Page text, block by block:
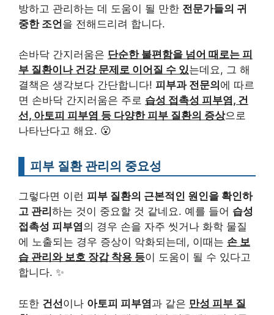
방하고 관리하는 데 도움이 될 만한 전문가들의 귀
중한 조언을 전해드리려 합니다.
손바닥 간지러움은 단순한 불편함을 넘어 때로는 피
부 질환이나 건강 문제로 이어질 수 있는데요, 그 해
결책은 생각보다 간단합니다! 피부과 전문의 에 따르
면 손바닥 간지러움은 주로 습성 접촉성 피부염, 건
선, 아토피 피부염 등 다양한 피부 질환의 증상으로
나타난다고 해요. 😮
피부 질환 관리의 중요성
그렇다면 이런 피부 질환의 근본적인 원인을 확인하
고 관리 하는 것이 중요할 것 같네요. 예를 들어 습성
접촉성 피부염의 경우 손을 자주 씻거나 화학 물질
에 노출되는 경우 증상이 악화되는데, 이때는 손 보
습 관리와 보호 장갑 착용 등이 도움이 될 수 있다고
합니다. ✨
또한 건선이나 아토피 피부염과 같은 만성 피부 질